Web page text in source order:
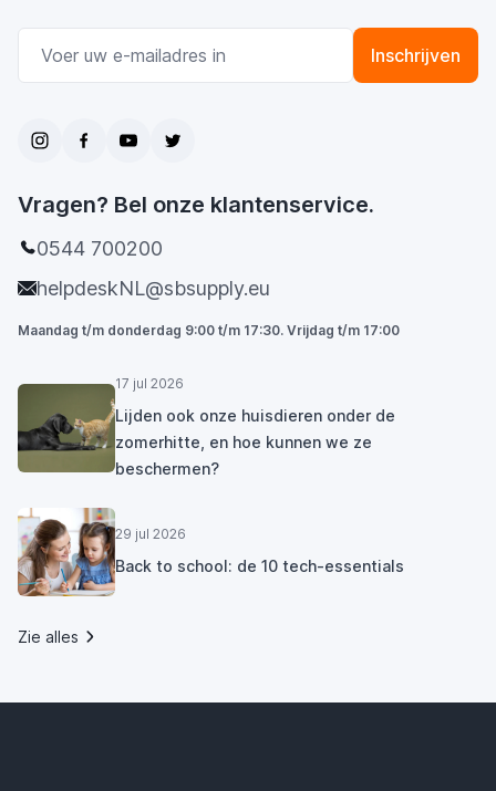
Inschrijven
Vragen? Bel onze klantenservice.
0544 700200
helpdeskNL@sbsupply.eu
Maandag t/m donderdag 9:00 t/m 17:30. Vrijdag t/m 17:00
17 jul 2026
Lijden ook onze huisdieren onder de
zomerhitte, en hoe kunnen we ze
beschermen?
29 jul 2026
Back to school: de 10 tech-essentials
Zie alles